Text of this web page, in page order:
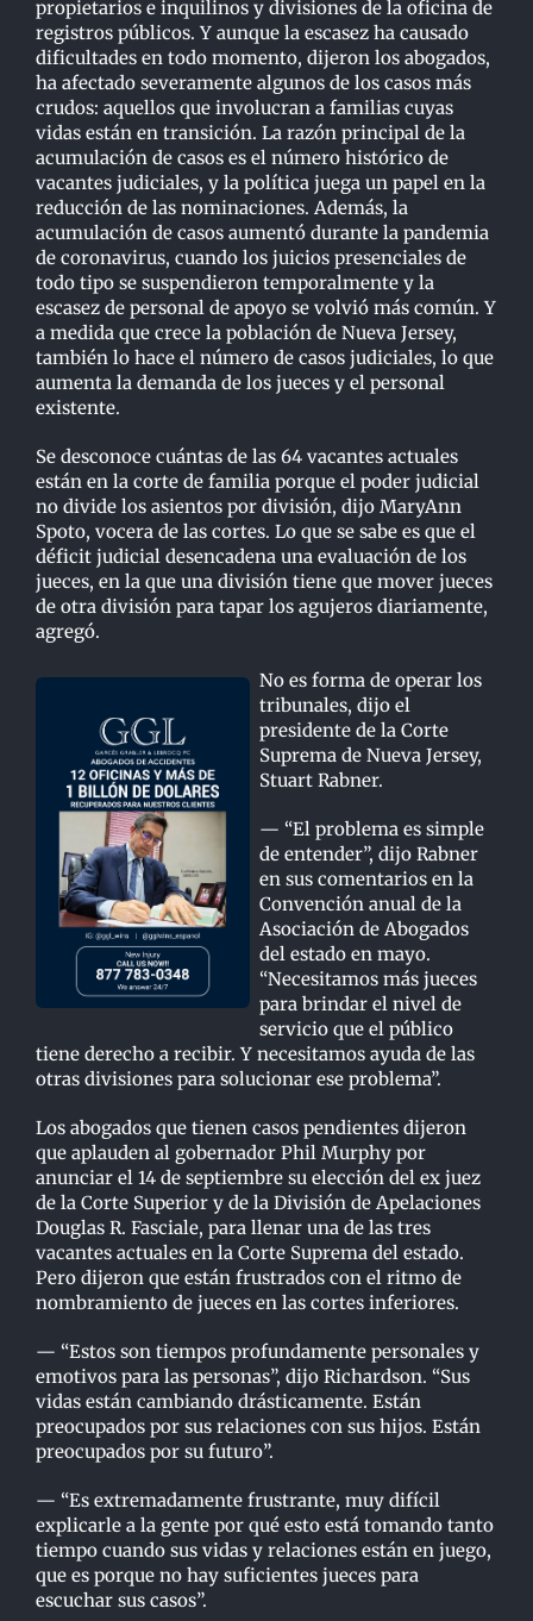
propietarios e inquilinos y divisiones de la oficina de
registros públicos. Y aunque la escasez ha causado
dificultades en todo momento, dijeron los abogados,
ha afectado severamente algunos de los casos más
crudos: aquellos que involucran a familias cuyas
vidas están en transición. La razón principal de la
acumulación de casos es el número histórico de
vacantes judiciales, y la política juega un papel en la
reducción de las nominaciones. Además, la
acumulación de casos aumentó durante la pandemia
de coronavirus, cuando los juicios presenciales de
todo tipo se suspendieron temporalmente y la
escasez depersonal de apoyo se volvió más común. Y
a medida que crece la población de Nueva Jersey,
también lo hace el número de casos judiciales, lo que
aumenta la demanda de los jueces y elpersonal
existente.
Se desconoce cuántas de las 64 vacantes actuales
están en la corte de familia porque el poderjudicial
no divide los asientos por división, dijo MaryAnn
Spoto, vocera de las cortes. Lo que se sabe es que el
déficit judicial desencadena una evaluación de los
jueces, en la que una divisióntiene que mover jueces
de otra división para tapar los agujeros diariamente,
agregó.
No es forma de operar los
tribunales, dijo el
presidente de la Corte
Supremade Nueva Jersey,
Stuart Rabner.
— “El problema es simple
de entender”, dijo Rabner
en sus comentarios en la
Convención anual de la
Asociación de Abogados
del estado en mayo.
“Necesitamos más jueces
para brindar el nivel de
servicio que el público
tiene derecho a recibir. Y necesitamos ayuda de las
otras divisionespara solucionar ese problema”.
Los abogados que tienen casos pendientes dijeron
que aplauden al gobernador Phil Murphy por
anunciar el 14 de septiembre su elección del ex juez
de la Corte Superior y de la División de Apelaciones
Douglas R. Fasciale, para llenar una de las tres
vacantes actuales en la Corte Suprema del estado.
Pero dijeron que están frustrados con el ritmo de
nombramiento de jueces enlas cortes inferiores.
— “Estos son tiempos profundamente personales y
emotivos para las personas”, dijo Richardson. “Sus
vidas están cambiando drásticamente. Están
preocupados por sus relaciones con sus hijos. Están
preocupados por su futuro”.
— “Es extremadamente frustrante, muy difícil
explicarle a la gente por qué esto está tomando tanto
tiempo cuando sus vidas y relaciones están en juego,
que es porque no hay suficientes juecespara
escuchar sus casos”.